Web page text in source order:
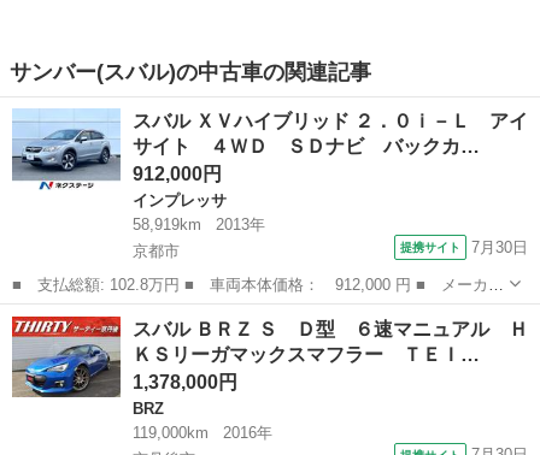
サンバー(スバル)の中古車の関連記事
スバル ＸＶハイブリッド ２．０ｉ－Ｌ アイ
サイト ４ＷＤ ＳＤナビ バックカ…
912,000円
インプレッサ
58,919km
2013年
京都市
提携サイト 7月30日
■ 支払総額: 102.8万円 ■ 車両本体価格： 912,000 円 ■ メーカー
名： スバル ■ 車種名： ＸＶハイブリッド ■ グレード名：
２．０ｉ－Ｌ アイサイト ４ＷＤ ＳＤナビ バックカメラ 衝突
被害軽減シス...
京都 京都市
スバル ＢＲＺ Ｓ Ｄ型 ６速マニュアル Ｈ
ＫＳリーガマックスマフラー ＴＥＩ…
1,378,000円
BRZ
119,000km
2016年